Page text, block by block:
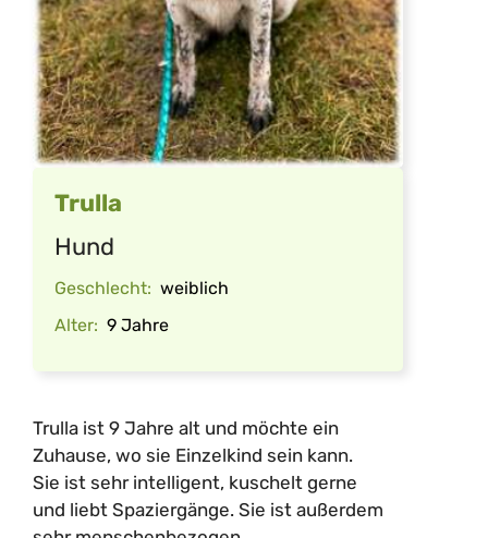
Trulla
Hund
Geschlecht: weiblich
Alter: 9 Jahre
Trulla ist 9 Jahre alt und möchte ein
Zuhause, wo sie Einzelkind sein kann.
Sie ist sehr intelligent, kuschelt gerne
und liebt Spaziergänge. Sie ist außerdem